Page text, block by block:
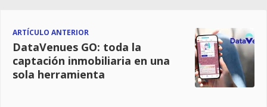
ARTÍCULO ANTERIOR
DataVenues GO: toda la
captación inmobiliaria en una
sola herramienta